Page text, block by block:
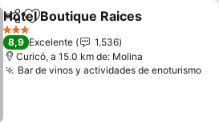
CompartirAgregar a favoritos
Hotel Boutique Raices
3 Estrellas
8,9 Excelente
1.536
Curicó, a 15.0 km de: Molina
Bar de vinos y actividades de enoturismo